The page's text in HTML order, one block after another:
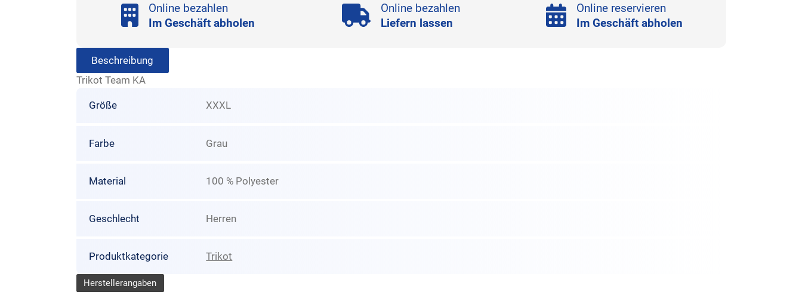
Online bezahlen
Im Geschäft abholen
Online bezahlen
Liefern lassen
Online reservieren
Im Geschäft abholen
Beschreibung
Trikot Team KA
Größe XXXL
Farbe Grau
Material 100 % Polyester
Geschlecht Herren
Produktkategorie Trikot
Herstellerangaben